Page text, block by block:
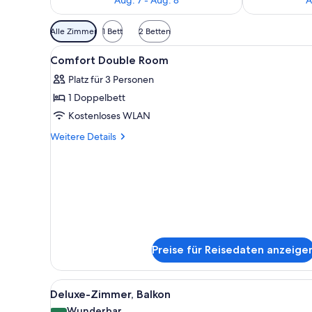
Verfügbare
Filter
für
Alle Zimmer 1 Bett 2 Betten
Alle
Fotos
für
Comfort
Double
Room
Ein modernes Hotelzimmer
10
Comfort Double Room
Platz für 3 Personen
1 Doppelbett
Kostenloses WLAN
Weitere Details
Weitere
Preise für Reisedaten
Alle
Fotos
Ein modernes Hotelzimmer
13
Deluxe-Zimmer, Balkon